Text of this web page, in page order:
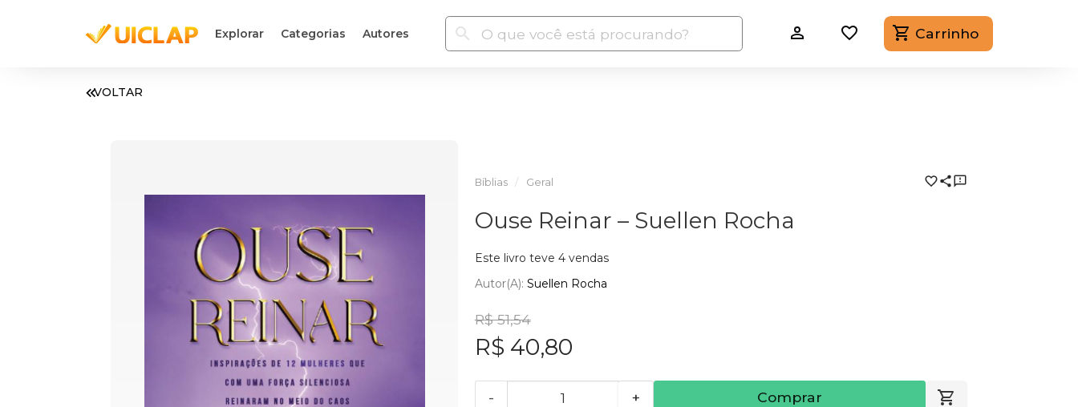
Explorar Categorias Autores Carrinho
VOLTAR
Bíblias Geral
Ouse Reinar – Suellen Rocha
Este livro teve 4 vendas
Autor(a): Suellen Rocha
R$ 51,54
R$ 40,80
- + Comprar